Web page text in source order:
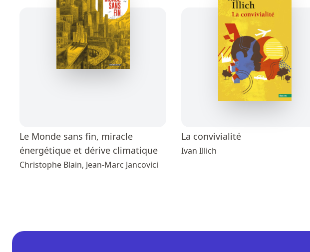
Le Monde sans fin, miracle
énergétique et dérive climatique
Christophe Blain, Jean-Marc Jancovici
La convivialité
Ivan Illich